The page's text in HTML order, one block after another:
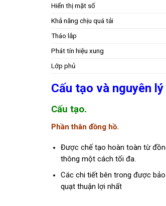
Hiển thị mặt số
Khả năng chịu quá tải
Tháo lắp
Phát tín hiệu xung
Lớp phủ
Cấu tạo và nguyên
Cấu tạo.
Phần thân đồng hồ.
Được chế tạo hoàn toàn từ
thông một cách tối đa.
Các chi tiết bên trong được
quạt thuận lợi nhất